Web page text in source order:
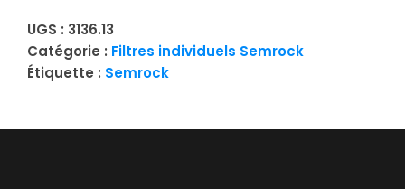
UGS : 3136.13
Catégorie : Filtres individuels Semrock
Étiquette : Semrock